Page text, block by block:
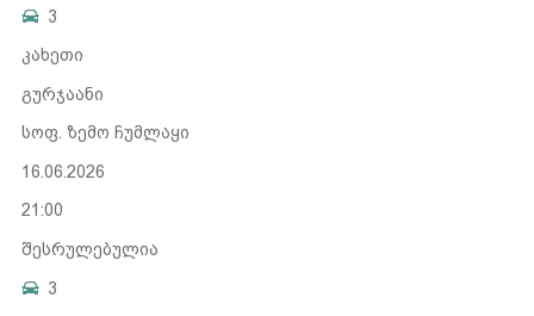
3
კახეთი
გურჯაანი
სოფ. ზემო ჩუმლაყი
16.06.2026
21:00
შესრულებულია
3